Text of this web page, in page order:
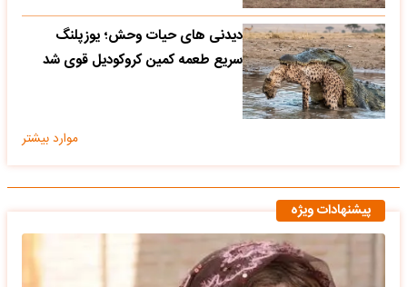
دیدنی های حیات وحش؛ یوزپلنگ
سریع طعمه کمین کروکودیل قوی شد
موارد بیشتر
پیشنهادات ویژه